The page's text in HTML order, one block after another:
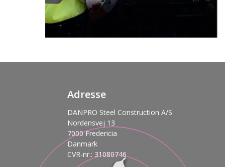
Adresse
DANPRO Steel Construction A/S
Nordensvej 13
7000 Fredericia
Danmark
CVR-nr.: 31080746